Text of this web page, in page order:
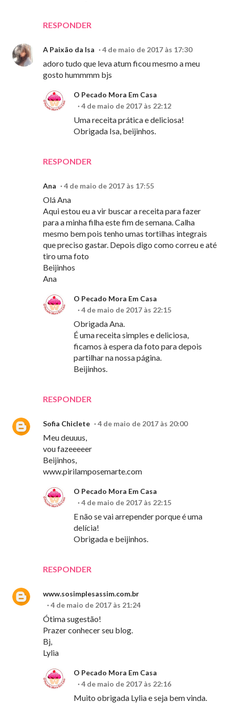
RESPONDER
A Paixão da Isa 4 de maio de 2017 às 17:30
adoro tudo que leva atum ficou mesmo a meu
gosto hummmm bjs
RESPONDER
O Pecado Mora Em Casa
4 de maio de 2017 às 22:12
Uma receita prática e deliciosa!
Obrigada Isa, beijinhos.
Ana 4 de maio de 2017 às 17:55
Olá Ana
Aqui estou eu a vir buscar a receita para fazer
para a minha filha este fim de semana. Calha
mesmo bem pois tenho umas tortilhas integrais
que preciso gastar. Depois digo como correu e até
tiro uma foto
Beijinhos
Ana
RESPONDER
O Pecado Mora Em Casa
4 de maio de 2017 às 22:15
Obrigada Ana.
É uma receita simples e deliciosa,
ficamos à espera da foto para depois
partilhar na nossa página.
Beijinhos.
Sofia Chiclete 4 de maio de 2017 às 20:00
Meu deuuus,
vou fazeeeeer
Beijinhos,
www.pirilamposemarte.com
RESPONDER
O Pecado Mora Em Casa
4 de maio de 2017 às 22:15
E não se vai arrepender porque é uma
delícia!
Obrigada e beijinhos.
www.sosimplesassim.com.br
4 de maio de 2017 às 21:24
Ótima sugestão!
Prazer conhecer seu blog.
Bj,
Lylia
O Pecado Mora Em Casa
4 de maio de 2017 às 22:16
Muito obrigada Lylia e seja bem vinda.